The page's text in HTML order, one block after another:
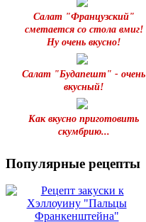
Салат "Французский"
сметается со стола вмиг!
Ну очень вкусно!
Салат "Будапешт" - очень
вкусный!
Как вкусно приготовить
скумбрию...
Популярные рецепты